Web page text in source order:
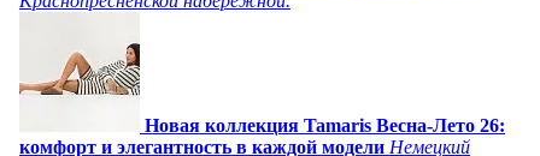
Новая коллекция Tamaris Весна-Лето 26:
комфорт и элегантность в каждой модели Немецкий